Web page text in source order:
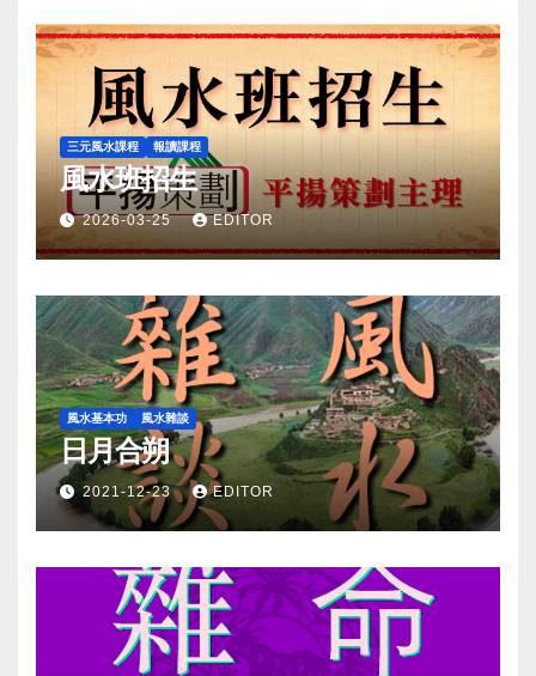
三元風水課程 報讀課程
風水班招生
2026-03-25 EDITOR
風水基本功 風水雜談
日月合朔
2021-12-23 EDITOR